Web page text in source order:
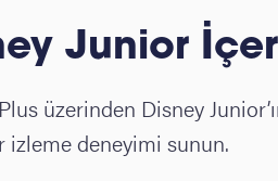
Junior
üzerinden Disney
izleme deneyimi sunun.